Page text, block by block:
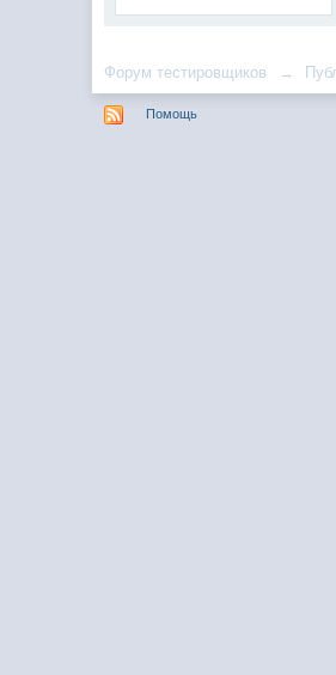
Форум тестировщиков →
Помощь